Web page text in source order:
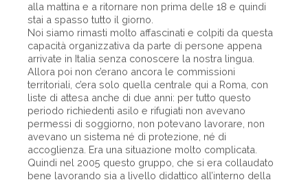
alla mattina e a ritornare non prima delle 18 e quindi
stai a spasso tutto il giorno.
Noi siamo rimasti molto affascinati e colpiti da questa
capacità organizzativa da parte di persone appena
arrivate in Italia senza conoscere la nostra lingua.
Allora poi non c’erano ancora le commissioni
territoriali, c’era solo quella centrale qui a Roma, con
liste di attesa anche di due anni: per tutto questo
periodo richiedenti asilo e rifugiati non avevano
permessi di soggiorno, non potevano lavorare, non
avevano un sistema né di protezione, né di
accoglienza. Era una situazione molto complicata.
Quindi nel 2005 questo gruppo, che si era collaudato
bene lavorando sia a livello didattico all’interno della